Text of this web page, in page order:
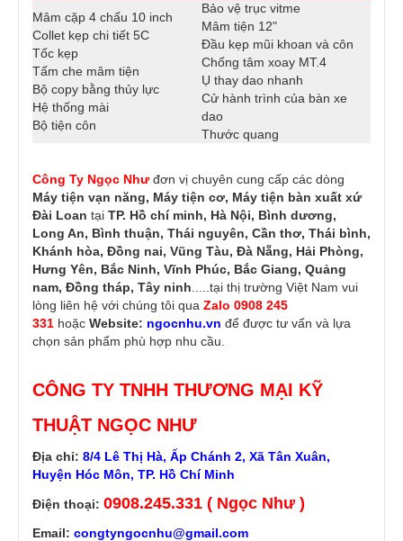
Mâm cặp 4 chấu 10 inch
Collet kẹp chi tiết 5C
Tốc kẹp
Tấm che mâm tiện
Bộ copy bằng thủy lực
Hệ thống mài
Bộ tiện côn
Bảo vệ trục vitme
Mâm tiện 12"
Đầu kẹp mũi khoan và côn
Chống tâm xoay MT.4
Ụ thay dao nhanh
Cử hành trình của bàn xe
dao
Thước quang
Công Ty Ngọc Nhưđơn vị chuyên cung cấp các dòng
Máy tiện vạn năng, Máy tiện cơ, Máy tiện bàn xuất xứ
Đài Loan tại TP. Hồ chí minh, Hà Nội, Bình dương,
Long An, Bình thuận, Thái nguyên, Cần thơ, Thái bình,
Khánh hòa, Đồng nai, Vũng Tàu, Đà Nẵng, Hải Phòng,
Hưng Yên, Bắc Ninh, Vĩnh Phúc, Bắc Giang, Quảng
nam, Đồng tháp, Tây ninh .....tại thị trường Việt Nam vui
lòng liên hệ với chúng tôi qua Zalo 0908 245
331 hoặc Website: ngocnhu.vn để được tư vấn và lựa
chọn sản phẩm phù hợp nhu cầu.
CÔNG TY TNHH THƯƠNG MẠI KỸ
THUẬT NGỌC NHƯ
Địa chỉ: 8/4 Lê Thị Hà, Ấp Chánh 2, Xã Tân Xuân,
Huyện Hóc Môn, TP. Hồ Chí Minh
Điện thoại: 0908.245.331 ( Ngọc Như )
Email: congtyngocnhu@gmail.com